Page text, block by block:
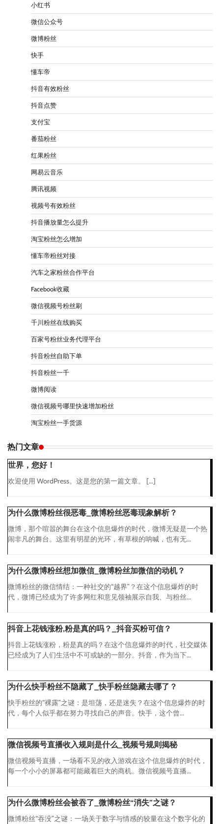
小红书
微信公众号
微博粉丝
快手
懂车帝
抖音有效粉丝
抖音点赞
支付宝
番茄粉丝
红果粉丝
网易云音乐
腾讯视频
视频号有效粉丝
抖音播放量怎么提升
淘宝粉丝怎么增加
懂车帝粉丝对接
汽车之家粉丝合作平台
Facebook收藏
微信视频号粉丝刷
千川粉丝在线购买
百家号粉丝业务代理平台
抖音粉丝自助下单
抖音粉丝一千
微博阅读
微信视频号哪里快速增加粉丝
淘宝粉丝一手货源
热门文章
世界，您好！
欢迎使用 WordPress。这是您的第一篇文章。 […]
为什么微博粉丝很恶毒_微博粉丝恶毒现象解析？
微博，那个喧嚣的舞台在这个信息爆炸的时代，微博无疑是一个热
闹非凡的舞台。这里有明星的光环，有草根的呐喊，也有无...
为什么微博粉丝想加微信_微博粉丝加微信的动机？
微博粉丝的微信情结：一种社交的“越界”？在这个信息爆炸的时
代，微博已经成为了许多网红和意见领袖展示自我、与粉丝...
抖音上花钱涨粉,粉是真的吗？_抖音买粉可信？
抖音上花钱涨粉，粉是真的吗？在这个信息爆炸的时代，社交媒体
已经成为了人们生活中不可或缺的一部分。抖音，作为当下...
为什么快手粉丝不隐藏了_快手粉丝隐藏去哪了？
快手粉丝的“裸露”之谜：是坦荡，还是迷失？在这个信息爆炸的时
代，每个人似乎都在努力寻找自己的声音。快手，这个曾...
微信视频号直播收入规则是什么_视频号规则揭秘
微信视频号直播，一场看不见的收入游戏在这个信息爆炸的时代，
每一个小小的屏幕都可能藏着巨大的商机。微信视频号直播...
为什么微博粉丝会被吞了_微博粉丝“消失”之谜？
微博粉丝“吞没”之谜：一场关于数字与情感的较量在这个数字化的